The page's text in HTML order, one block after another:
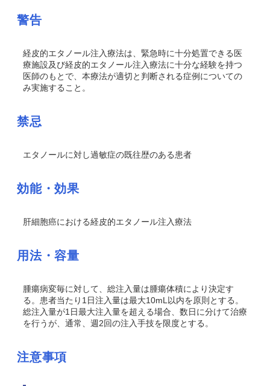
警告
経皮的エタノール注入療法は、緊急時に十分処置できる医
療施設及び経皮的エタノール注入療法に十分な経験を持つ
医師のもとで、本療法が適切と判断される症例についての
み実施すること。
禁忌
エタノールに対し過敏症の既往歴のある患者
効能・効果
肝細胞癌における経皮的エタノール注入療法
用法・容量
腫瘍病変毎に対して、総注入量は腫瘍体積により決定す
る。患者当たり1日注入量は最大10mL以内を原則とする。
総注入量が1日最大注入量を超える場合、数日に分けて治療
を行うが、通常、週2回の注入手技を限度とする。
注意事項